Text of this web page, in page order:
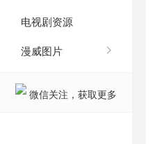
电视剧资源
漫威图片
微信关注，获取更多